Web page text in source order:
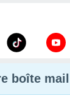
boîte mail